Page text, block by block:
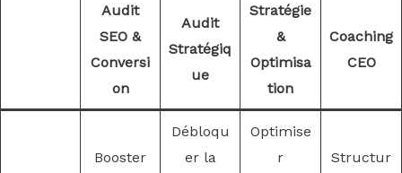
Audit
SEO &
Conversi
on
Audit
Stratégiq
ue
Stratégie
&
Optimisa
tion
Coaching
CEO
Booster
Débloqu
er la
Optimise
r
Structur